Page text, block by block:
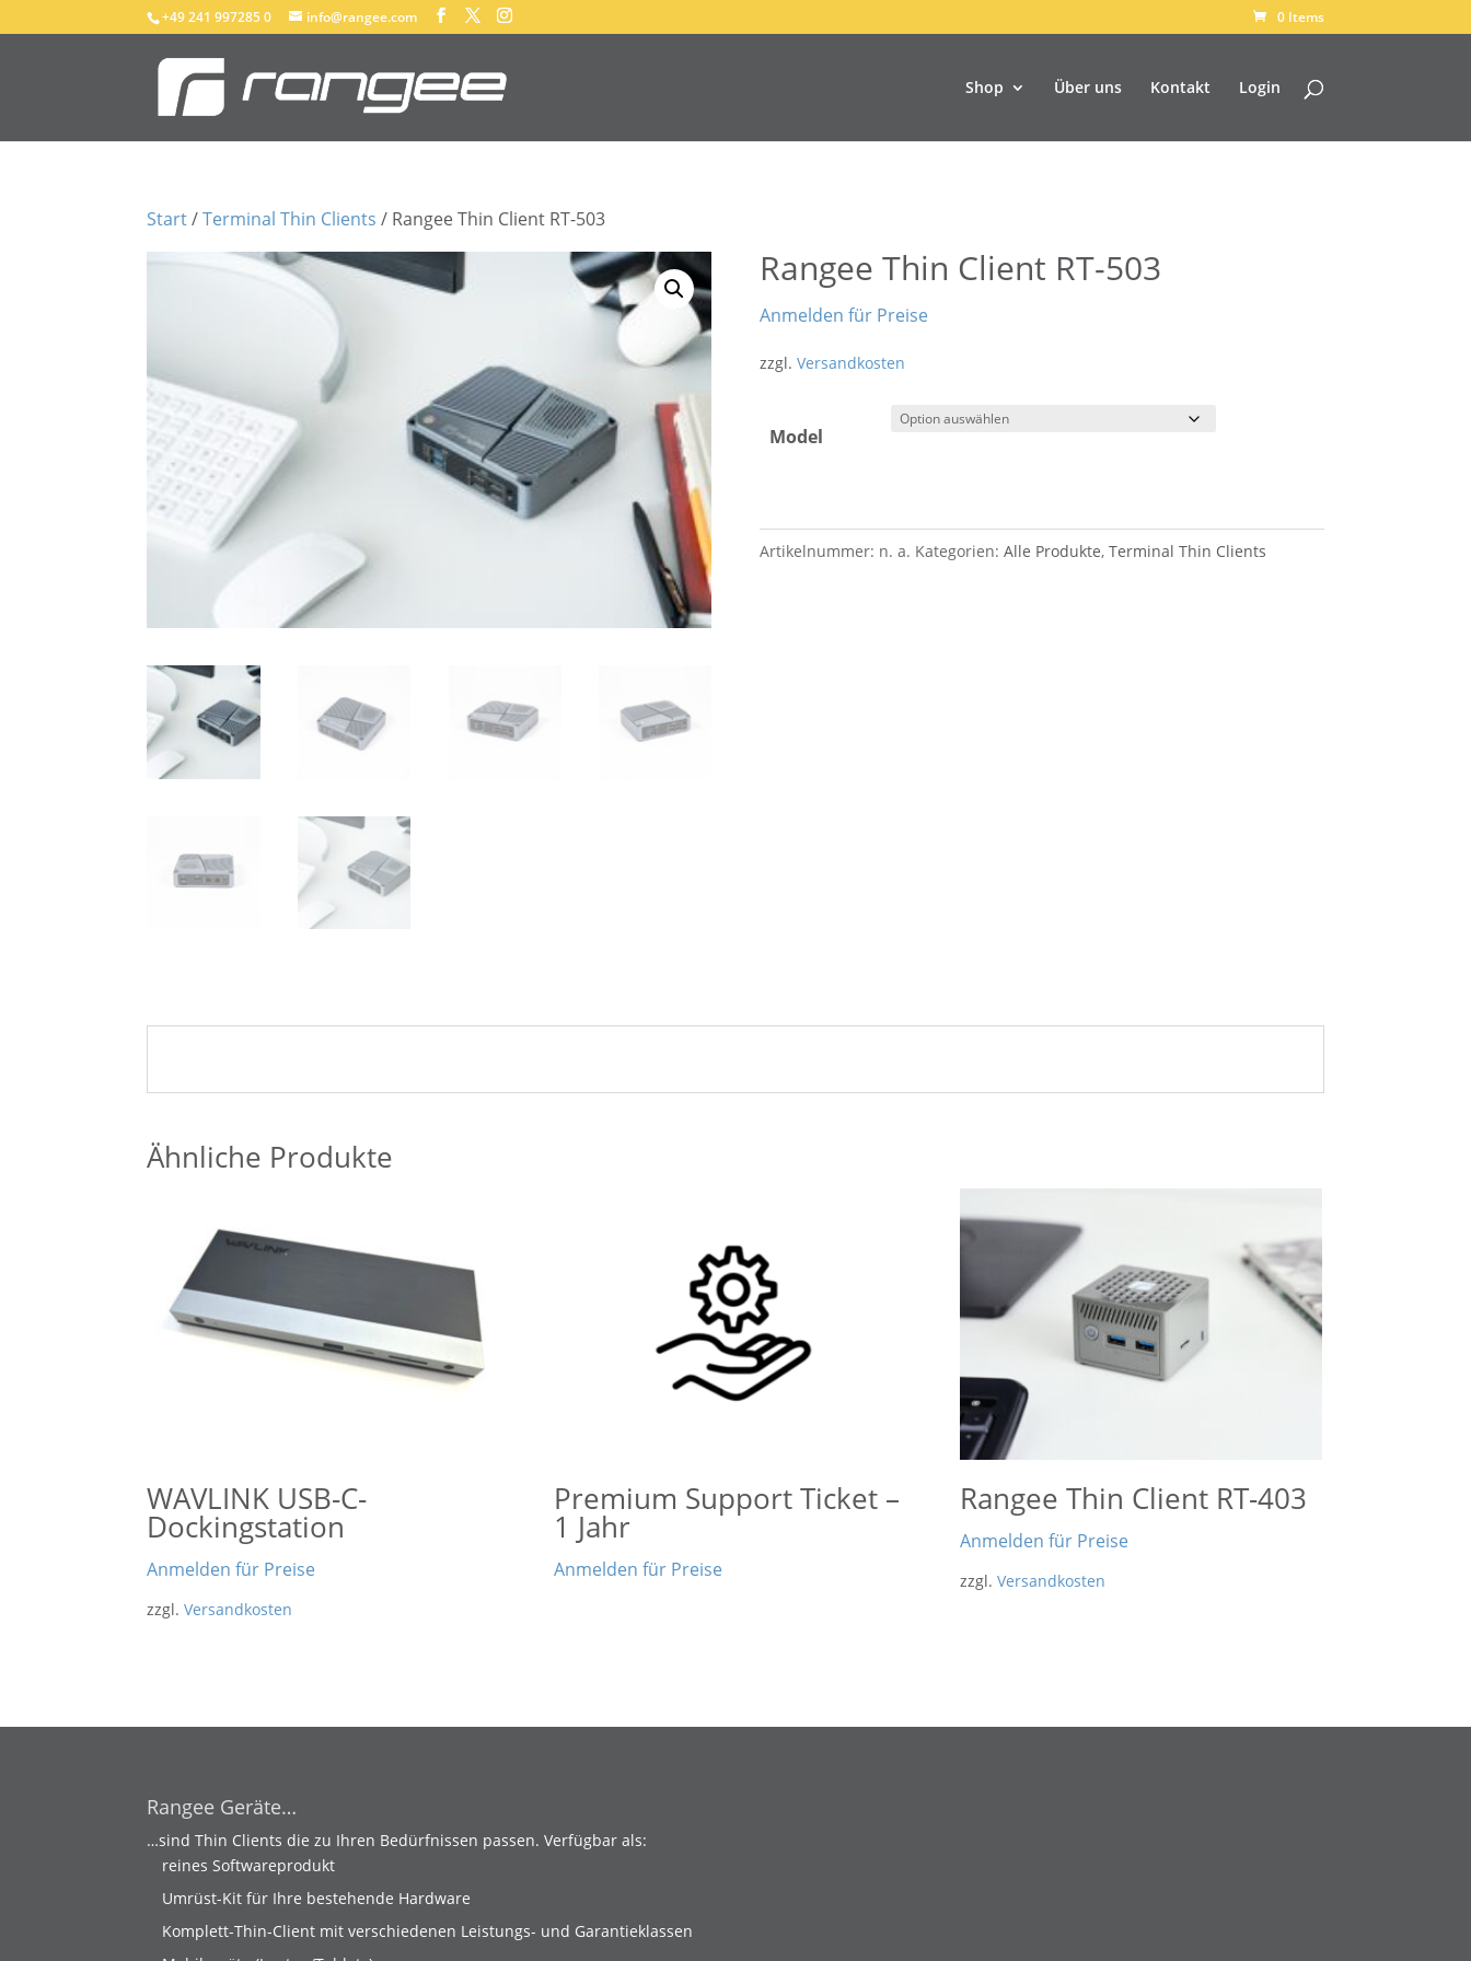
+49 241 997285 0 info@rangee.com 0 Items
Shop Über uns Kontakt Login
Start/Terminal Thin Clients / Rangee Thin Client RT-503
Rangee Thin Client RT-503
Anmelden für Preise
zzgl. Versandkosten
Model
Artikelnummer: n. a. Kategorien: Alle Produkte, Terminal Thin Clients
Ähnliche Produkte
WAVLINK USB-C-
Dockingstation
Anmelden für Preise
zzgl.Versandkosten
Premium Support Ticket –
1 Jahr
Anmelden für Preise
Rangee Thin Client RT-403
Anmelden für Preise
zzgl.Versandkosten
Rangee Geräte…
…sind Thin Clients die zu Ihren Bedürfnissen passen. Verfügbar als:
reines Softwareprodukt
Umrüst-Kit für Ihre bestehende Hardware
Komplett-Thin-Client mit verschiedenen Leistungs- und Garantieklassen